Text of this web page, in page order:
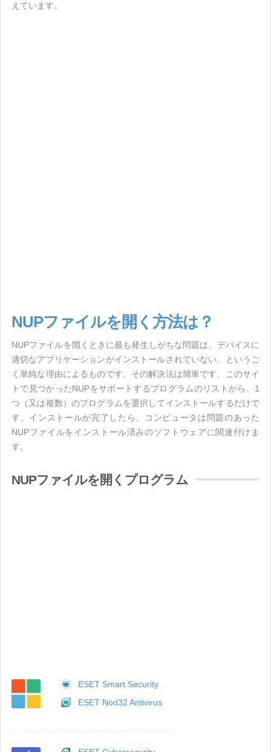
えています。
NUPファイルを開く方法は？
NUPファイルを開くときに最も発生しがちな問題は、デバイスに
適切なアプリケーションがインストールされていない、というご
く単純な理由によるものです。その解決法は簡単です、このサイ
トで見つかったNUPをサポートするプログラムのリストから、1
つ（又は複数）のプログラムを選択してインストールするだけで
す。インストールが完了したら、コンピュータは問題のあった
NUPファイルをインストール済みのソフトウェアに関連付けま
す。
NUPファイルを開くプログラム
ESET Smart Security
ESET Nod32 Antivirus